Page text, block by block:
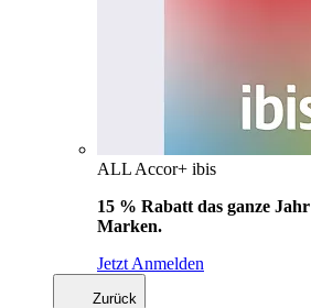
ALL Accor+ ibis
15 % Rabatt das ganze Jahr
Marken.
Jetzt Anmelden
Zurück